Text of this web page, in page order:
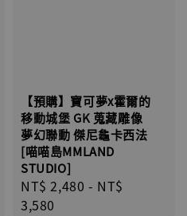
【預購】寶可夢x霍爾的
移動城堡 GK 蒐藏雕像
夢幻聯動 傑尼龜卡西法
[喵喵島MMLAND
STUDIO]
Regular
price
NT$ 2,480 - NT$
3,580